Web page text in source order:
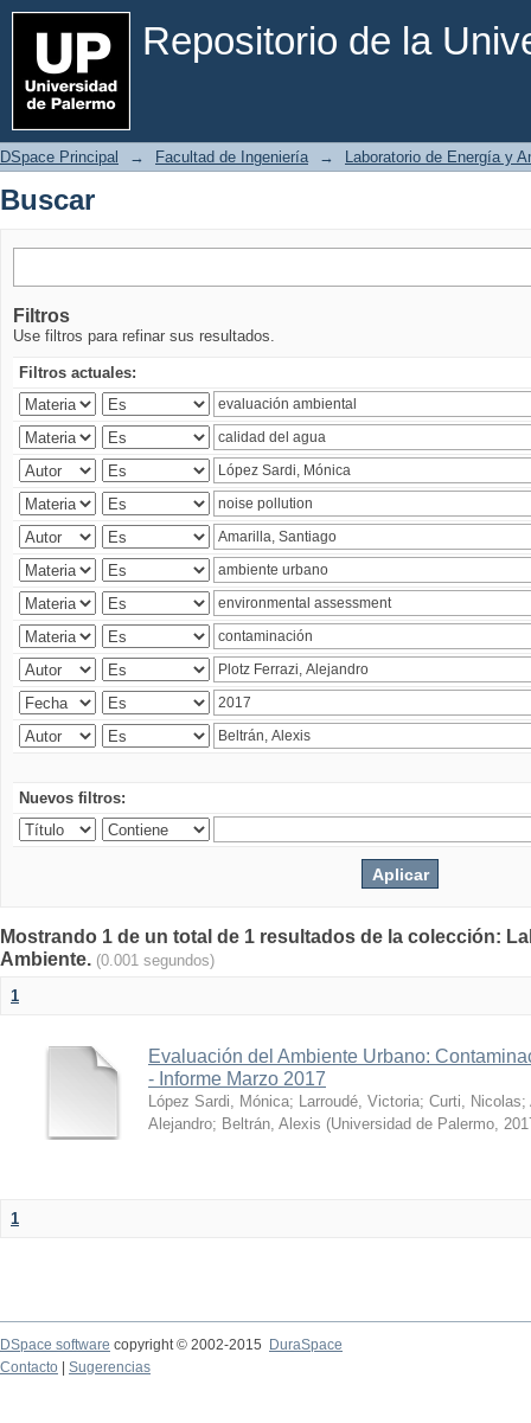
Repositorio de la
Buscar
DSpace Principal → Facultad de Ingeniería → Laboratorio de Energía y
Buscar
Filtros
Use filtros para refinar sus resultados.
Filtros actuales:
Nuevos filtros:
Mostrando 1 de un total de 1 resultados de la colección:
Ambiente. (0.001 segundos)
1
Evaluación del Ambiente Urbano:
- Informe Marzo 2017
López Sardi, Mónica; Larroudé, Victoria; Curti, Nicolas;
Alejandro; Beltrán, Alexis (Universidad de Palermo,
1
DSpace software copyright © 2002-2015
DuraSpace
Contacto
Sugerencias